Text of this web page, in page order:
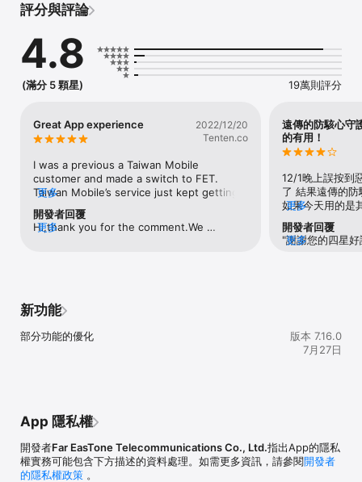
      ▷查看用戶等級與福利
      ▷專屬禮:專屬禮生日禮購物金
      ▷數位影音禮：追劇平台訂閱5折起
      ▷超級門票:熱門演唱會、展演娛樂 購票5折起
      ▷遠傳幣好康:吃喝玩樂皆享遠傳幣回饋
      ▷電信優惠:續約折價優惠
      ▷電信帳單自動代繳停車費
      ▷電子發票載具綁定
      ▷超級會員日：週一到週日天天都有好康優惠，讓您驚喜不間斷
立即下載遠傳心生活APP，領取遠傳用戶福利、輕鬆使用電信數位化
及便民服務!
評分與評論
4.8
(滿分 5 顆星) 19萬則評分
Great App experience
2022/12/20
Tenten.co
I was a previous a Taiwan Mobile
customer and made a switch to FET.
Taiwan Mobile’s service just kept getting
worse and after the 5G merge and it was
pathetic. Their app was not user friendly
at all. Needless to say I'm glad to switch
Verizon in US. before. Thank you FET for
the reliable service and easy to use app.
更多
開發者回覆
Hi,thank you for the comment.We
更多
遠傳的防駭心守
的有用！
12/1晚上誤按到
了 結果遠傳的
如果今天用的是
自己也是三大
支 中華1支 只能
除了網路稍微弱
我的手機
👍
更多
開發者回覆
"謝謝您的四星
更多
新功能
部分功能的優化
版本 7.16.0
7月27日
App 隱私權
開發者Far EasTone Telecommunications Co., Ltd.指出App的隱私
權實務可能包含下方描述的資料處理。如需更多資訊，請參閱開發者
的隱私權政策 。